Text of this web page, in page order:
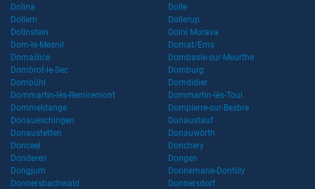
Dolina
Dolle
Dollern
Dollerup
Dollnstein
Dolní Morava
Dom-le-Mesnil
Domat/Ems
Domažlice
Dombasle-sur-Meurthe
Dombrot-le-Sec
Domburg
Dombühl
Domdidier
Dommartin-lès-Remiremont
Dommartin-lès-Toul
Dommeldange
Dompierre-sur-Besbre
Donaueschingen
Donaustauf
Donaustetten
Donauwörth
Donceel
Donchery
Donderen
Dongen
Dongjum
Donnemarie-Dontilly
Donnersbachwald
Donnersdorf